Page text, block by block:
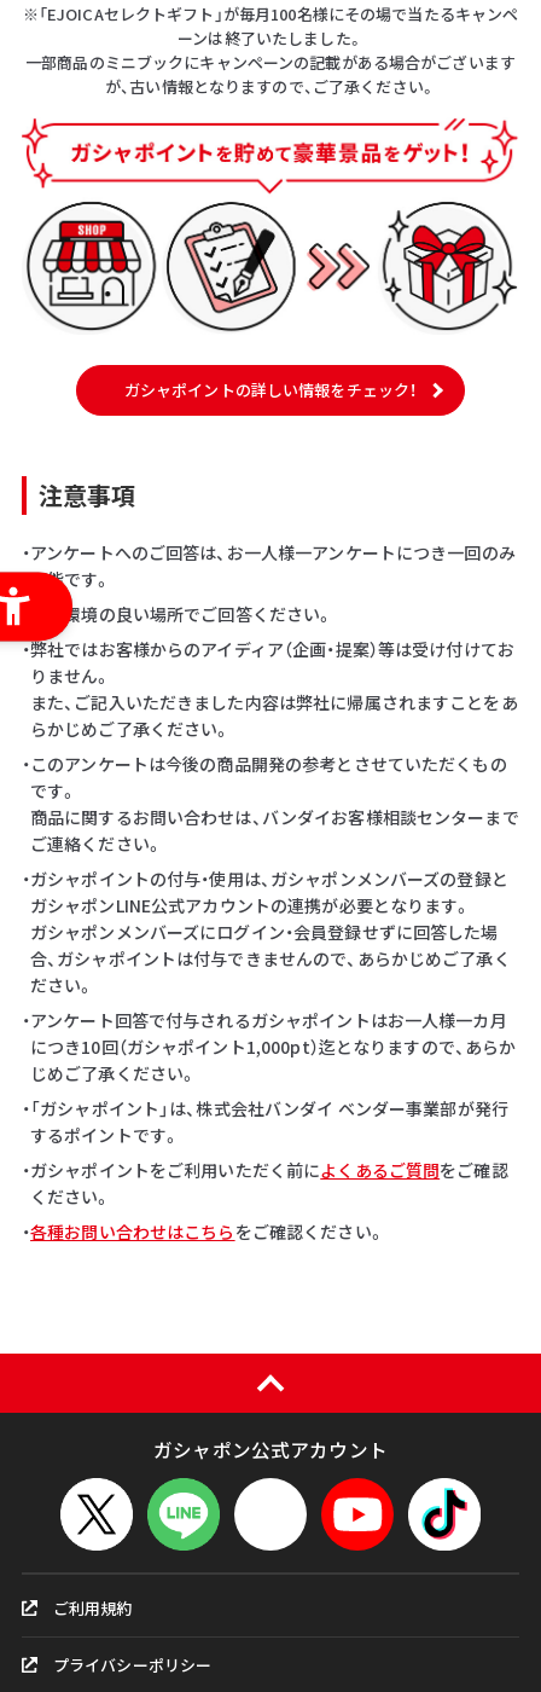
※「EJOICAセレクトギフト」が毎月100名様にその場で当たるキャンペ
ーンは終了いたしました。
一部商品のミニブックにキャンペーンの記載がある場合がございます
が、古い情報となりますので、ご了承ください。
ガシャポイントの詳しい情報をチェック！
注意事項
・アンケートへのご回答は、お一人様一アンケートにつき一回のみ
可能です。
・通信環境の良い場所でご回答ください。
・弊社ではお客様からのアイディア（企画・提案）等は受け付けてお
りません。
また、ご記入いただきました内容は弊社に帰属されますことをあ
らかじめご了承ください。
・このアンケートは今後の商品開発の参考とさせていただくもの
です。
商品に関するお問い合わせは、バンダイお客様相談センターまで
ご連絡ください。
・ガシャポイントの付与・使用は、ガシャポンメンバーズの登録と
ガシャポンLINE公式アカウントの連携が必要となります。
ガシャポンメンバーズにログイン・会員登録せずに回答した場
合、ガシャポイントは付与できませんので、あらかじめご了承く
ださい。
・アンケート回答で付与されるガシャポイントはお一人様一カ月
につき10回（ガシャポイント1,000pt）迄となりますので、あらか
じめご了承ください。
・「ガシャポイント」は、株式会社バンダイ ベンダー事業部が発行
するポイントです。
・ガシャポイントをご利用いただく前によくあるご質問をご確認
ください。
・各種お問い合わせはこちら をご確認ください。
ガシャポン公式アカウント
ご利用規約
プライバシーポリシー